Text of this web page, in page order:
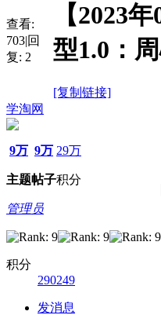
查看:
703|回
复: 2
【2023
型1.0：
[复制链接]
学淘网
9万
主题
9万
帖子
29万
积分
管理员
积分
290249
发消息